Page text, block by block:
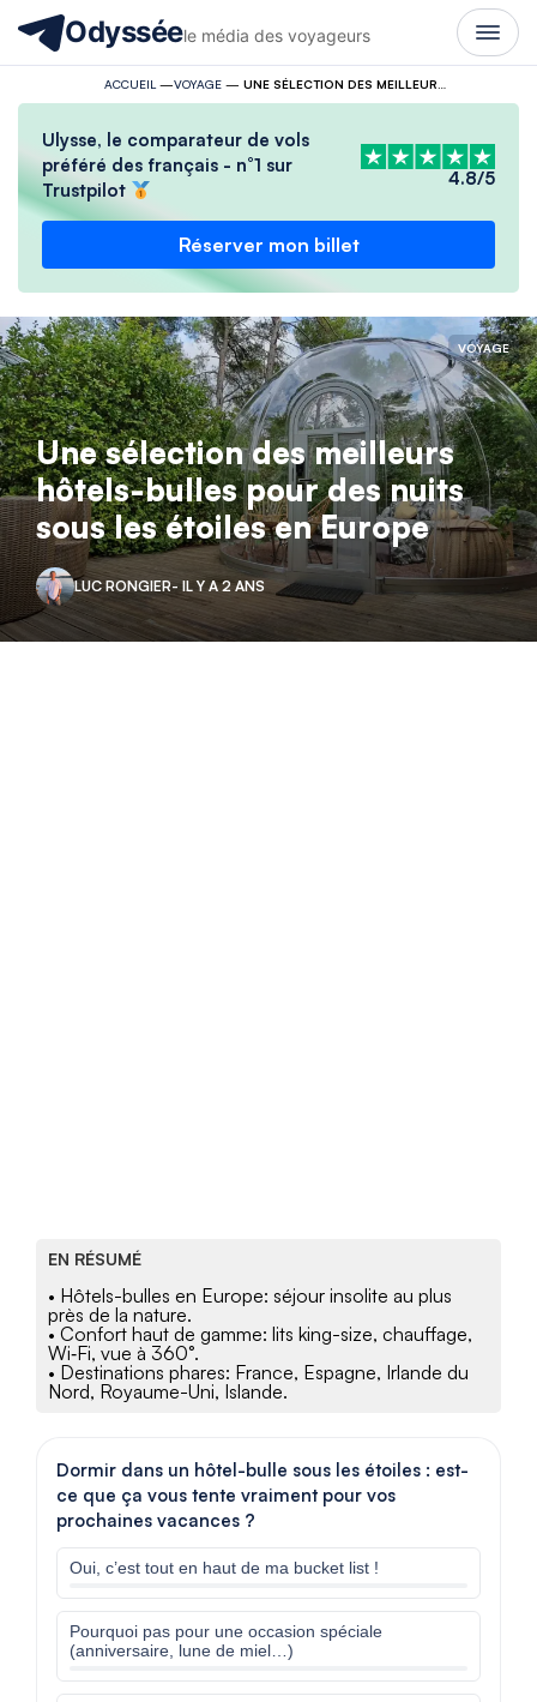
Odysséele média des voyageurs
ACCUEIL —VOYAGE—
Ulysse, le comparateur de vols
préféré des français - n°1 sur
Trustpilot
4.8/5
Réserver mon billet
VOYAGE
Une sélection des meilleurs
hôtels-bulles pour des nuits
sous les étoiles en Europe
LUC RONGIER- IL Y A 2 ANS
EN RÉSUMÉ
• Hôtels-bulles en Europe: séjour insolite au plus
près de la nature.
• Confort haut de gamme: lits king-size, chauffage,
Wi‑Fi, vue à 360°.
• Destinations phares: France, Espagne, Irlande du
Nord, Royaume-Uni, Islande.
Dormir dans un hôtel-bulle sous les étoiles : est-
ce que ça vous tente vraiment pour vos
prochaines vacances ?
Oui, c’est tout en haut de ma bucket list !
Pourquoi pas pour une occasion spéciale
(anniversaire, lune de miel…)